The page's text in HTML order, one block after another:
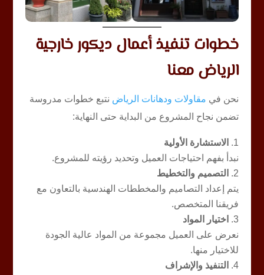
خطوات تنفيذ أعمال ديكور خارجية
الرياض معنا
نحن في مقاولات ودهانات الرياض نتبع خطوات مدروسة
تضمن نجاح المشروع من البداية حتى النهاية:
الاستشارة الأولية
نبدأ بفهم احتياجات العميل وتحديد رؤيته للمشروع.
التصميم والتخطيط
يتم إعداد التصاميم والمخططات الهندسية بالتعاون مع
فريقنا المتخصص.
اختيار المواد
نعرض على العميل مجموعة من المواد عالية الجودة
للاختيار منها.
التنفيذ والإشراف